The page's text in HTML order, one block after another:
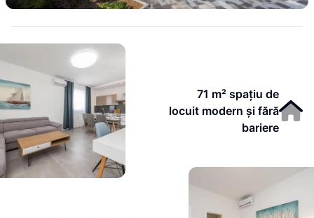
71 m² spațiu de
locuit modern și fără
bariere